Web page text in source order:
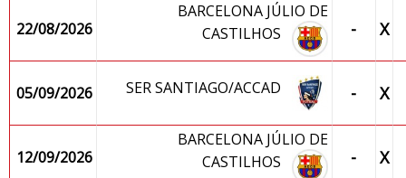
22/08/2026
BARCELONA JÚLIO DE
CASTILHOS
- X
05/09/2026 SER SANTIAGO/ACCAD - X
12/09/2026
BARCELONA JÚLIO DE
CASTILHOS
- X